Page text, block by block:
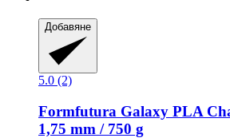
Добавяне
5.0 (2)
Formfutura Galaxy PLA
1,75 mm / 750 g